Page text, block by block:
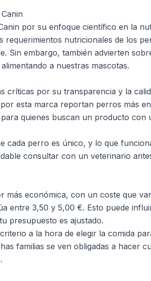
por su enfoque científico en la
requerimientos nutricionales de los
Sin embargo, también advierten
a nuestras mascotas.
críticas por su transparencia y la
esta marca reportan perros más
quienes buscan un producto con
cada perro es único, y lo que
consultar con un veterinario
más económica, con un coste que
entre 3,50 y 5,00 €. Esto puede
presupuesto es ajustado.
a la hora de elegir la comida
familias se ven obligadas a hacer